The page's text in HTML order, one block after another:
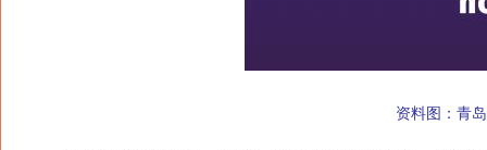
资料图：青岛